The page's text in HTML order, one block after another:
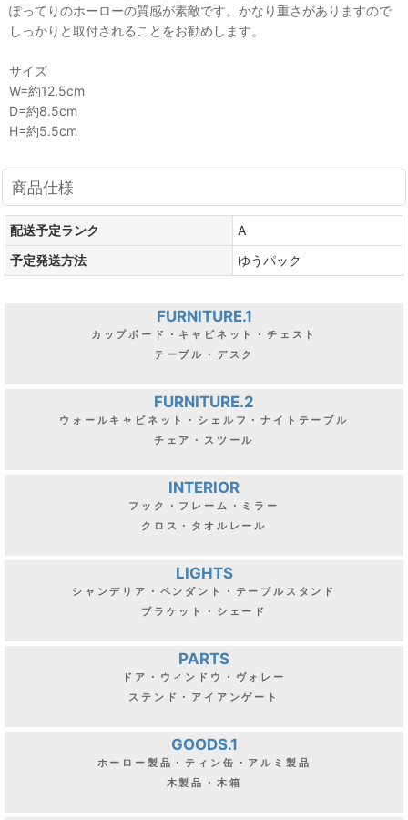
ぽってりのホーローの質感が素敵です。かなり重さがありますので
しっかりと取付されることをお勧めします。
サイズ
W=約12.5cm
D=約8.5cm
H=約5.5cm
商品仕様
配送予定ランク
A
予定発送方法
ゆうパック
FURNITURE.1
カップボード・キャビネット・チェスト
テーブル・デスク
FURNITURE.2
ウォールキャビネット・シェルフ・ナイトテーブル
チェア・スツール
INTERIOR
フック・フレーム・ミラー
クロス・タオルレール
LIGHTS
シャンデリア・ペンダント・テーブルスタンド
ブラケット・シェード
PARTS
ドア・ウィンドウ・ヴォレー
ステンド・アイアンゲート
GOODS.1
ホーロー製品・ティン缶・アルミ製品
木製品・木箱